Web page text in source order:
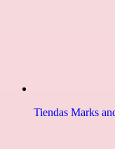
Tiendas Marks